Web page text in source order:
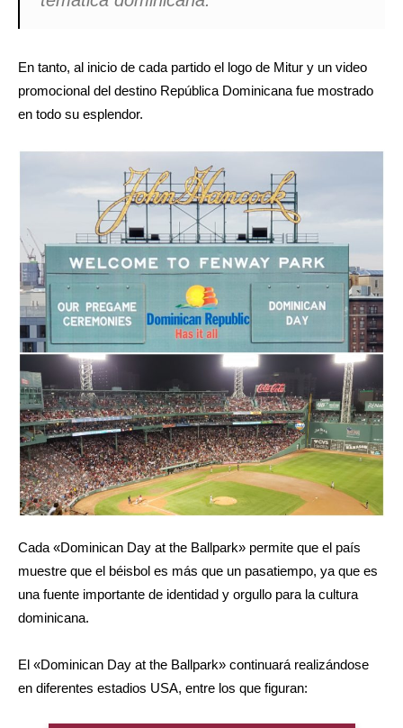
En tanto, al inicio de cada partido el logo de Mitur y un video
promocional del destino República Dominicana fue mostrado
en todo su esplendor.
Cada «Dominican Day at the Ballpark» permite que el país
muestre que el béisbol es más que un pasatiempo, ya que es
una fuente importante de identidad y orgullo para la cultura
dominicana.
El «Dominican Day at the Ballpark» continuará realizándose
en diferentes estadios USA, entre los que figuran: